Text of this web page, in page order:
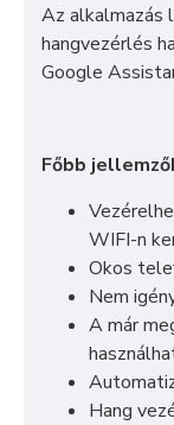
Az alkalmazás
hangvezérlés
Google
Főbb
WIFI-n
Okos
Nem
A már
Hang